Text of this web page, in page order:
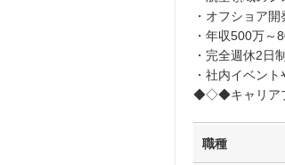
・オフショア
・年収500万～
・完全週休2日
・社内イベン
◆◇◆キャリア
職種